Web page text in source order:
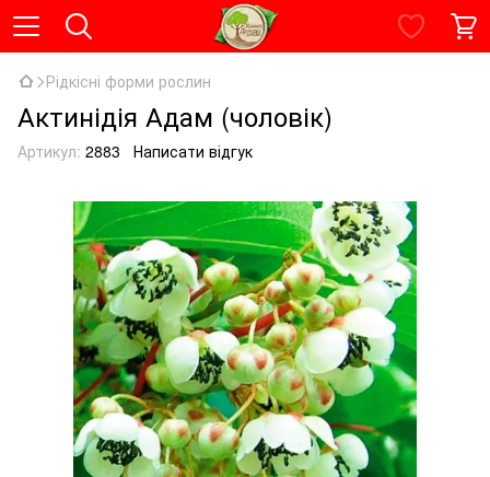
Рідкісні форми рослин
Актинідія Адам (чоловік)
Артикул: 2883 Написати відгук